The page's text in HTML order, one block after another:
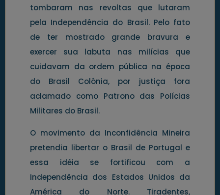
tombaram nas revoltas que lutaram
pela Independência do Brasil. Pelo fato
de ter mostrado grande bravura e
exercer sua labuta nas milícias que
cuidavam da ordem pública na época
do Brasil Colônia, por justiça fora
aclamado como Patrono das Polícias
Militares do Brasil.
O movimento da Inconfidência Mineira
pretendia libertar o Brasil de Portugal e
essa idéia se fortificou com a
Independência dos Estados Unidos da
América do Norte. Tiradentes,